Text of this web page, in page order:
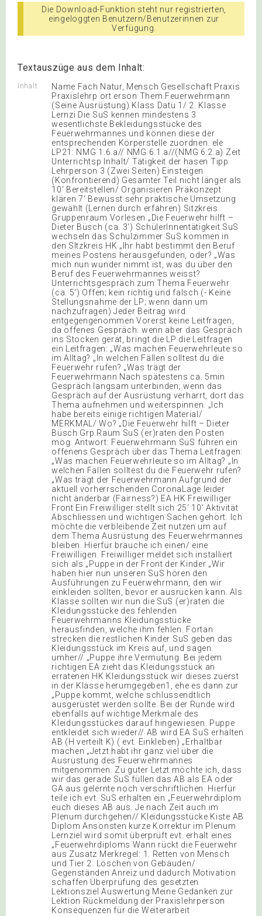
Die Download-Funktion steht nur registrierten,
eingeloggten Benutzern/Benutzerinnen zur
Verfügung.
Textauszüge aus dem Inhalt:
Inhalt
Name Fach Natur, Mensch Gesellschaft Praxis
Praxislehrp ort erson Them Feuerwehrmann
(Seine Ausrüstung) Klass Datu 1/ 2. Klasse
Lernzi Die SuS kennen mindestens 3
wesentlichste Bekleidungsstücke des
Feuerwehrmannes und können diese der
entsprechenden Körperstelle zuordnen. ele
LP21: NMG 1.6.a// NMG 6.1.a//(NMG 6.2.a) Zeit
Unterrichtsp Inhalt/ Tätigkeit der hasen Tipp
Lehrperson 3 (Zwei Seiten) Einsteigen
(Konfrontierend) Gesamter Teil nicht länger als
10‘ Bereitstellen/ Organisieren Präkonzept
klären 7‘ Bewusst sehr praktische Umsetzung
gewählt (Lernen durch erfahren) Sitzkreis
Gruppenraum Vorlesen „Die Feuerwehr hilft –
Dieter Büsch (ca. 3‘) SchülerInnentätigkeit SuS
wechseln das Schulzimmer SuS kommen in
den SItzkreis HK „Ihr habt bestimmt den Beruf
meines Postens herausgefunden, oder? „Was
mich nun wunder nimmt ist, was du über den
Beruf des Feuerwehrmannes weisst?
Unterrichtsgespräch zum Thema Feuerwehr
(ca. 5‘) Offen; kein richtig und falsch (- Keine
Stellungsnahme der LP; wenn dann um
nachzufragen) Jeder Beitrag wird
entgegengenommen Vorerst keine Leitfragen,
da offenes Gespräch: wenn aber das Gespräch
ins Stocken gerät, bringt die LP die Leitfragen
ein Leitfragen: „Was machen Feuerwehrleute so
im Alltag? „In welchen Fällen solltest du die
Feuerwehr rufen? „Was trägt der
Feuerwehrmann Nach spätestens ca. 5min
Gespräch langsam unterbinden; wenn das
Gespräch auf der Ausrüstung verharrt, dort das
Thema aufnehmen und weiterspinnen. „Ich
habe bereits einige richtigen Material/
MERKMAL/ Wo? „Die Feuerwehr hilft – Dieter
Büsch Grp.Raum SuS (er)raten den Posten
mög. Antwort: Feuerwehrmann SuS führen ein
offenens Gespräch über das Thema Leitfragen:
„Was machen Feuerwehrleute so im Alltag? „In
welchen Fällen solltest du die Feuerwehr rufen?
„Was trägt der Feuerwehrmann Aufgrund der
aktuell vorherrschenden CoronaLage leider
nicht änderbar (Fairness?) EA HK Freiwilliger
Front Ein Freiwilliger stellt sich 25‘ 10‘ Aktivität
Abschliessen und wichtigen Sachen gehört. Ich
möchte die verbleibende Zeit nutzen um auf
dem Thema Ausrüstung des Feuerwehrmannes
bleiben. Hierfür brauche ich einen/ eine
Freiwilligen. Freiwilliger meldet sich installiert
sich als „Puppe in der Front der Kinder „Wir
haben hier nun unseren SuS hören den
Ausführungen zu Feuerwehrmann, den wir
einkleiden sollten, bevor er ausrücken kann. Als
Klasse sollten wir nun die SuS (er)raten die
Kleidungsstücke des fehlenden
Feuerwehrmanns Kleidungsstücke
herausfinden, welche ihm fehlen. Fortan
strecken die restlichen Kinder SuS geben das
Kleidungsstück im Kreis auf, und sagen
umher// „Puppe ihre Vermutung. Bei jedem
richtigen EA zieht das Kleidungsstück an
erratenen HK Kleidungsstück wir dieses zuerst
in der Klasse herumgegeben1, ehe es dann zur
„Puppe kommt, welche schlussendtlich
ausgerüstet werden sollte. Bei der Runde wird
ebenfalls auf wichtige Merkmale des
Kleidungsstückes darauf hingewiesen. Puppe
entkleidet sich wieder// AB wird EA SuS erhalten
AB (H verteilt K) ( evt. Einkleben) „Erhaltbar
machen „Jetzt habt ihr ganz viel über die
Ausrüstung des Feuerwehrmannes
mitgenommen. Zu guter Letzt möchte ich, dass
wir das gerade SuS füllen das AB als EA oder
GA aus gelernte noch verschriftlichen. Hierfür
teile ich evt. SuS erhalten ein „Feuerwehrdiplom
euch dieses AB aus. Je nach Zeit auch im
Plenum durchgehen// Kleidungsstücke Kiste AB
Diplom Ansonsten kurze Korrektur im Plenum
Lernziel wird somit überprüft evt. erhalt eines
„Feuerwehrdiploms Wann rückt die Feuerwehr
aus Zusatz Merkregel: 1. Retten von Mensch
und Tier 2. Löschen von Gebäuden/
Gegenständen Anreiz und dadurch Motivation
schaffen Überprüfung des gesetzten
Lektionsziel Auswertung Meine Gedanken zur
Lektion Rückmeldung der Praxislehrperson
Konsequenzen für die Weiterarbeit